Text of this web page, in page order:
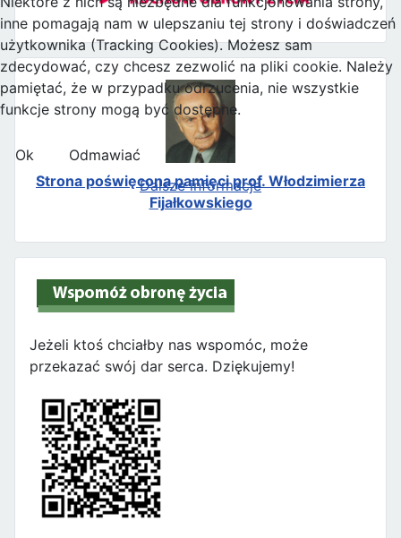
Strona poświęcona pamięci prof. Włodzimierza
Fijałkowskiego
Jeżeli ktoś chciałby nas wspomóc, może
przekazać swój dar serca. Dziękujemy!
inne pomagają nam w ulepszaniu tej strony i doświadczeń
użytkownika (Tracking Cookies). Możesz sam
zdecydować, czy chcesz zezwolić na pliki cookie. Należy
pamiętać, że w przypadku odrzucenia, nie wszystkie
funkcje strony mogą być dostępne.
Ok
Odmawiać
Dalsze informacje